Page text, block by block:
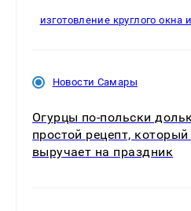
изготовление круглого окна
Новости Самары
Огурцы по‑польски
простой рецепт, который
выручает на праздник